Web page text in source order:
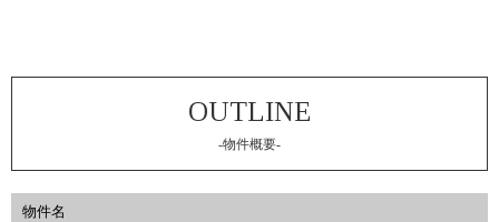
-物件概要-
物件名